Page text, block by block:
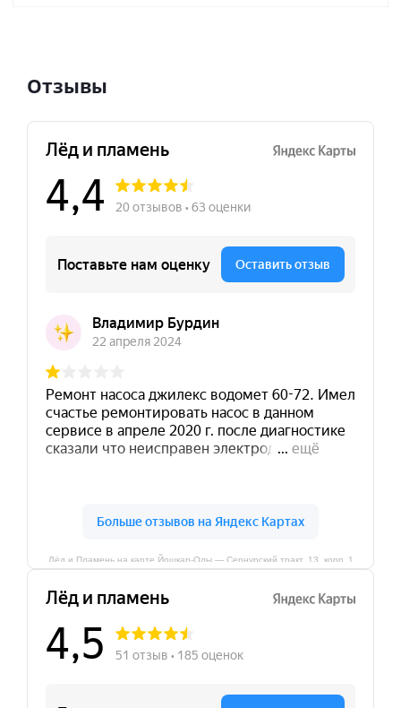
Отзывы
Лёд и Пламень на карте Йошкар‑Олы — Сернурский тракт, 13, корп. 1